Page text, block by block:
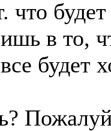
что
в то,
будет